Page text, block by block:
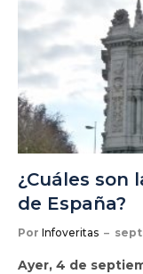
¿Cuáles son
de España?
Por Infoveritas
Ayer, 4 de